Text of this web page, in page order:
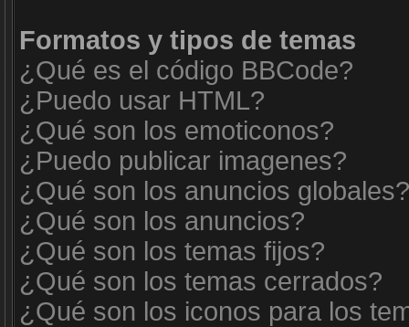
Formatos y tipos de temas
¿Qué es el código BBCode?
¿Puedo usar HTML?
¿Qué son los emoticonos?
¿Puedo publicar imagenes?
¿Qué son los anuncios globales?
¿Qué son los anuncios?
¿Qué son los temas fijos?
¿Qué son los temas cerrados?
¿Qué son los iconos para los